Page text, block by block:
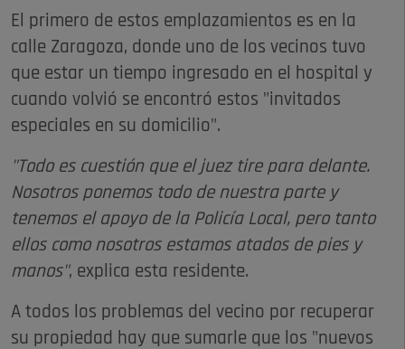
El primero de estos emplazamientos es en la
calle Zaragoza, donde uno de los vecinos tuvo
que estar un tiempo ingresado en el hospital y
cuando volvió se encontró estos "invitados
especiales en su domicilio".
"Todo es cuestión que el juez tire para delante.
Nosotros ponemos todo de nuestra parte y
tenemos el apoyo de la Policía Local, pero tanto
ellos como nosotros estamos atados de pies y
manos", explica esta residente.
A todos los problemas del vecino por recuperar
su propiedad hay que sumarle que los "nuevos